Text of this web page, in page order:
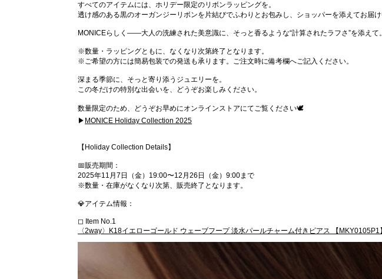
すべてのアイテムには、ホリデー限定のリボンラッピングを。
透け感のある黒のオーガンジーリボンを片結びでふわりとお包みし、ショッパーを添えてお届け
MONICEらしく――大人の洗練された美意識に、そっと香るような“計算されたラフさ”を添えて。
※数量・ラッピングともに、なくなり次第終了となります。
※ご希望の方には簡易包装での発送も承ります。ご注文時に備考欄へご記入ください。
深まる季節に、そっと寄り添うジュエリーを。
この冬だけの特別な出会いを、どうぞお楽しみください。
数量限定のため、どうぞお早めにオンラインストアにてご覧ください🕊️
▶︎ MONICE Holiday Collection 2025
【Holiday Collection Details】
📅販売期間：
2025年11月7日（金）19:00〜12月26日（金）9:00まで
※数量・在庫がなくなり次第、販売終了となります。
💎アイテム情報：
◻︎ Item No.1
〈2way〉K18イエローゴールド ウェーブフープ 淡水パールチャーム付きピアス 【MKY0105P1】